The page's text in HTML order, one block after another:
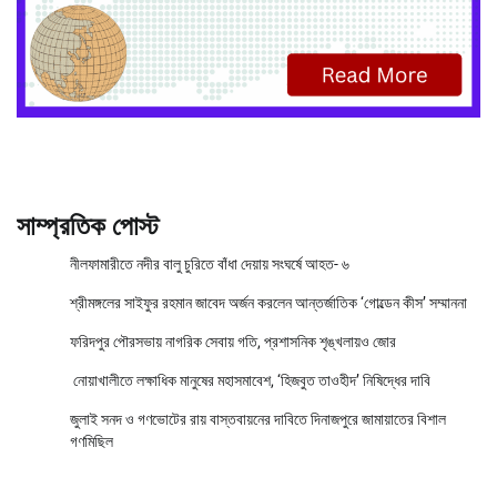
সাম্প্রতিক পোস্ট
নীলফামারীতে নদীর বালু চুরিতে বাঁধা দেয়ায় সংঘর্ষে আহত- ৬
শ্রীমঙ্গলের সাইফুর রহমান জাবেদ অর্জন করলেন আন্তর্জাতিক ‘গোল্ডেন কীস’ সম্মাননা
ফরিদপুর পৌরসভায় নাগরিক সেবায় গতি, প্রশাসনিক শৃঙ্খলায়ও জোর
নোয়াখালীতে লক্ষাধিক মানুষের মহাসমাবেশ, ‘হিজবুত তাওহীদ’ নিষিদ্ধের দাবি
জুলাই সনদ ও গণভোটের রায় বাস্তবায়নের দাবিতে দিনাজপুরে জামায়াতের বিশাল
গণমিছিল